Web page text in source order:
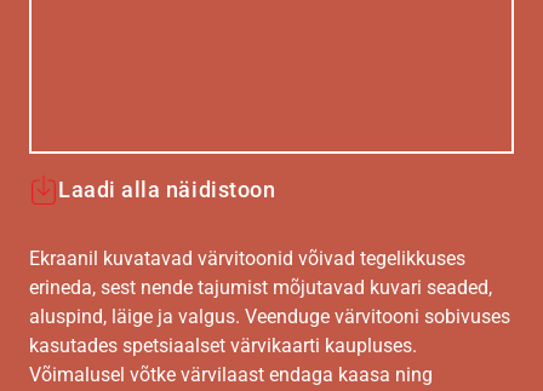
Laadi alla näidistoon
Ekraanil kuvatavad värvitoonid võivad tegelikkuses
erineda, sest nende tajumist mõjutavad kuvari seaded,
aluspind, läige ja valgus. Veenduge värvitooni sobivuses
kasutades spetsiaalset värvikaarti kaupluses.
Võimalusel võtke värvilaast endaga kaasa ning